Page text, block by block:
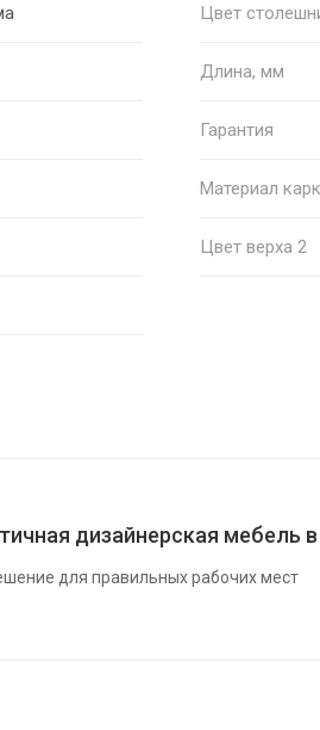
Цвет
Длина, мм
Гарантия
Материал
Цвет верха 2
дизайнерская мебель
для правильных рабочих мест